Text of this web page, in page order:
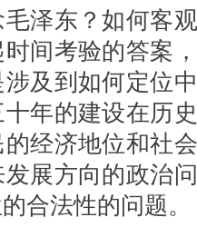
泽东？如何客
间考验的答案
及到如何定位
年的建设在历
经济地位和社
展方向的政治
合法性的问题。